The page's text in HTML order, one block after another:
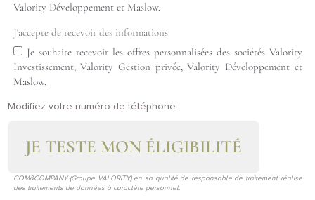
Valority Développement et Maslow.
J'accepte de recevoir des informations
Je souhaite recevoir les offres personnalisées des sociétés Valority
Investissement, Valority Gestion privée, Valority Développement et
Maslow.
Modifiez votre numéro de téléphone
JE TESTE MON ÉLIGIBILITÉ
COM&COMPANY (Groupe VALORITY) en sa qualité de responsable de traitement réalise
des traitements de données à caractère personnel.